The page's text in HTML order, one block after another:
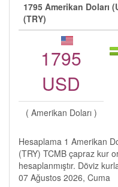
1795 Amerikan Doları
(TRY)
1795
USD
( Amerikan Doları )
Hesaplama 1 Amerikan
(TRY) TCMB çapraz kur
hesaplanmıştır. Döviz
07 Ağustos 2026, Cuma